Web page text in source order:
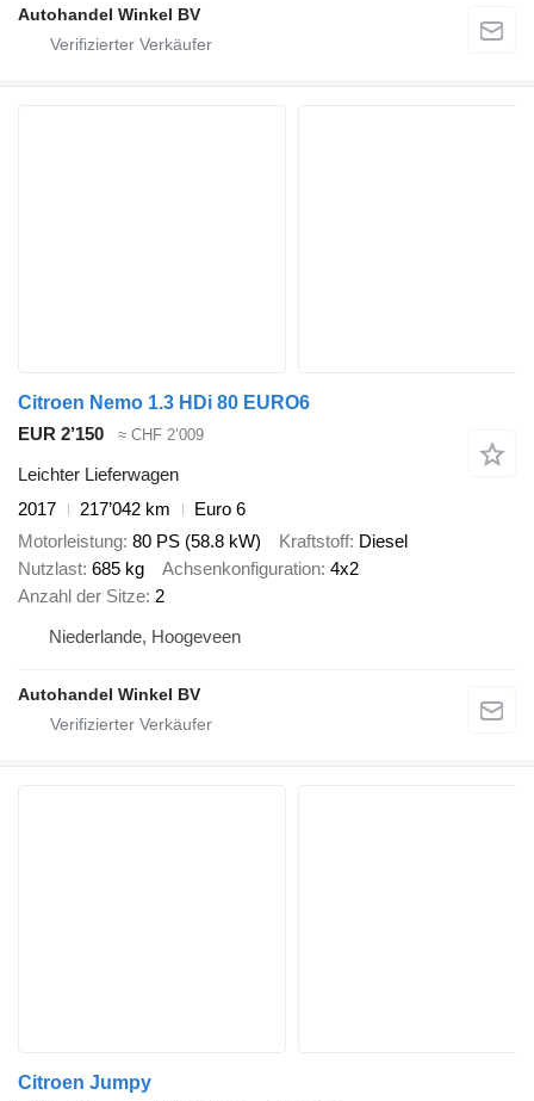
Autohandel Winkel BV
Citroen Nemo 1.3 HDi 80 EURO6
EUR 2’150
≈ CHF 2’009
Leichter Lieferwagen
2017
217’042 km
Euro 6
Motorleistung 80 PS (58.8 kW) Kraftstoff Diesel
Nutzlast 685 kg Achsenkonfiguration 4x2
Anzahl der Sitze 2
Niederlande, Hoogeveen
Autohandel Winkel BV
Citroen Jumpy